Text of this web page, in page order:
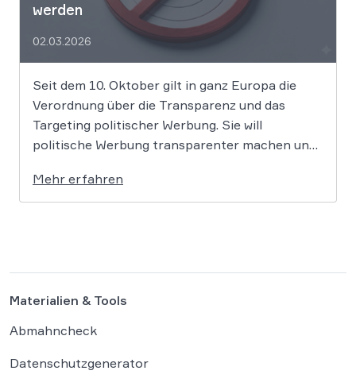
werden
02.03.2026
Seit dem 10. Oktober gilt in ganz Europa die
Verordnung über die Transparenz und das
Targeting politischer Werbung. Sie will
politische Werbung transparenter machen und
Daten. Die Regierung will die Verordnung in
Deutschland nun ergänzen. Die
Mehr erfahren
Materialien & Tools
Abmahncheck
Datenschutzgenerator